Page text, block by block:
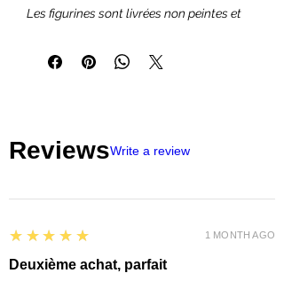
Les figurines sont livrées non peintes et
ReviewsWrite a review
5
★★★★★
Deuxième achat, parfait
1 MONTH AGO